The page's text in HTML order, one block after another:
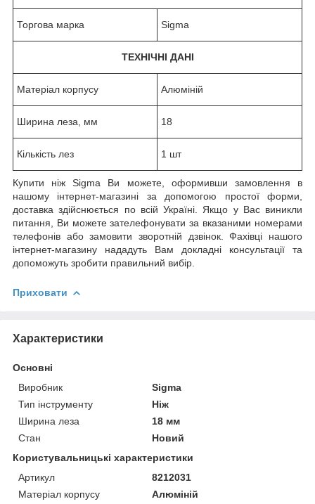
Торгова марка Sigma
ТЕХНІЧНІ ДАНІ
Матеріал корпусу Алюміній
Ширина леза, мм 18
Кількість лез 1 шт
Купити ніж Sigma Ви можете, оформивши замовлення в
нашому інтернет-магазині за допомогою простої форми,
доставка здійснюється по всій Україні. Якщо у Вас виникли
питання, Ви можете зателефонувати за вказаними номерами
телефонів або замовити зворотній дзвінок. Фахівці нашого
інтернет-магазину нададуть Вам докладні консультації та
допоможуть зробити правильний вибір.
Приховати
Характеристики
Основні
Виробник
Sigma
Тип інструменту
Ніж
Ширина леза
18 мм
Стан
Новий
Користувальницькі характеристики
Артикул
8212031
Матеріал корпусу
Алюміній